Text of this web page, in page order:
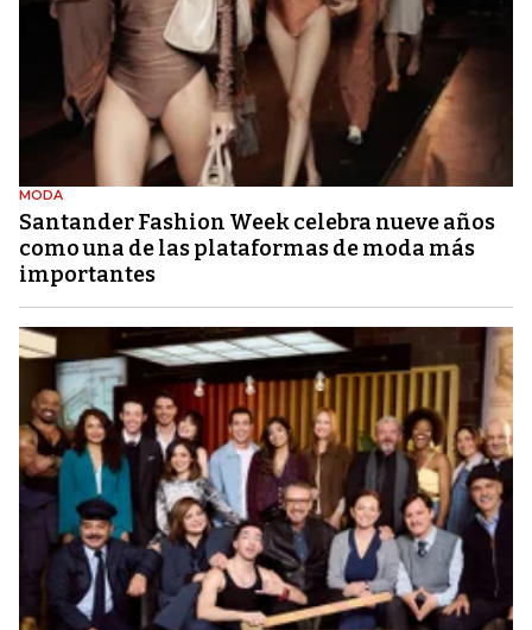
MODA
Santander Fashion Week celebra nueve años
como una de las plataformas de moda más
importantes